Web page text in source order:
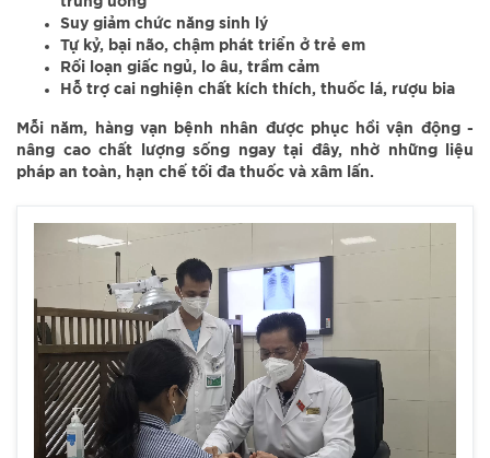
Suy giảm chức năng sinh lý
Tự kỷ, bại não, chậm phát triển ở trẻ em
Rối loạn giấc ngủ, lo âu, trầm cảm
Hỗ trợ cai nghiện chất kích thích, thuốc lá, rượu bia
Mỗi năm, hàng vạn bệnh nhân được phục hồi vận động -
nâng cao chất lượng sống ngay tại đây, nhờ những liệu
pháp an toàn, hạn chế tối đa thuốc và xâm lấn.